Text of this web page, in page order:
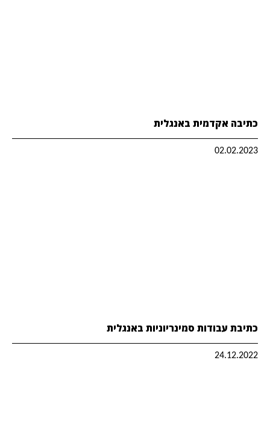
כתיבה אקדמית באנגלית
02.02.2023
כתיבת עבודות סמינריוניות באנגלית
24.12.2022